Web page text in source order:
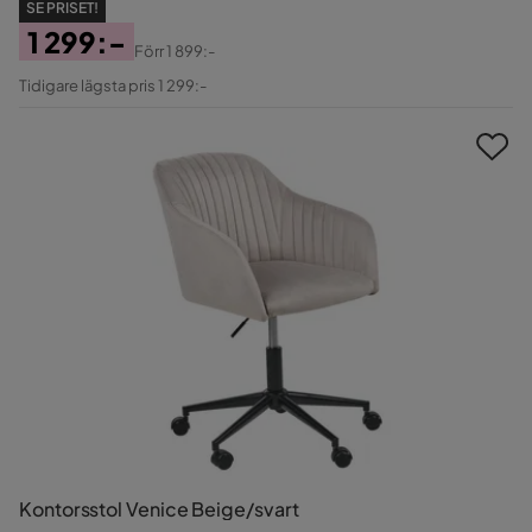
SE PRISET!
Pris
1 299:-
Original
Förr1 899:-
Tidigare lägsta pris 1 299:-
Kontorsstol Venice Beige/svart